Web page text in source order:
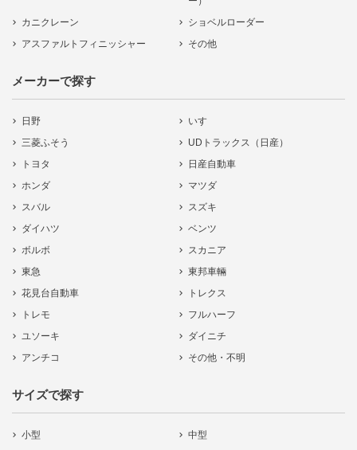
カニクレーン
ショベルローダー
アスファルトフィニッシャー
その他
メーカーで探す
日野
いすゞ
三菱ふそう
UDトラックス（日産）
トヨタ
日産自動車
ホンダ
マツダ
スバル
スズキ
ダイハツ
ベンツ
ボルボ
スカニア
東急
東邦車輛
花見台自動車
トレクス
トレモ
フルハーフ
ユソーキ
ダイニチ
アンチコ
その他・不明
サイズで探す
小型
中型